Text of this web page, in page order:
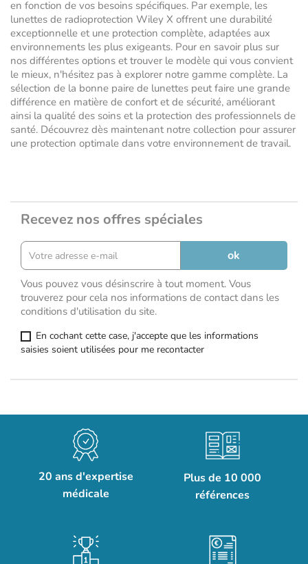
en fonction de vos besoins spécifiques. Par exemple, les
lunettes de radioprotection Wiley X offrent une durabilité
exceptionnelle et une protection complète, adaptées aux
environnements les plus exigeants. Pour en savoir plus sur
nos différentes options et trouver le modèle qui vous convient
le mieux, n'hésitez pas à explorer notre gamme complète. La
sélection de la bonne paire de lunettes peut faire une grande
différence en matière de confort et de sécurité, améliorant
ainsi la qualité des soins et la protection des professionnels de
santé. Découvrez dès maintenant notre collection pour assurer
une protection optimale dans votre environnement de travail.
Recevez nos offres spéciales
Vous pouvez vous désinscrire à tout moment. Vous
trouverez pour cela nos informations de contact dans les
conditions d'utilisation du site.
En cochant cette case, j'accepte que les informations
saisies soient utilisées pour me recontacter
20 ans d'expertise
médicale
Plus de 10 000
références